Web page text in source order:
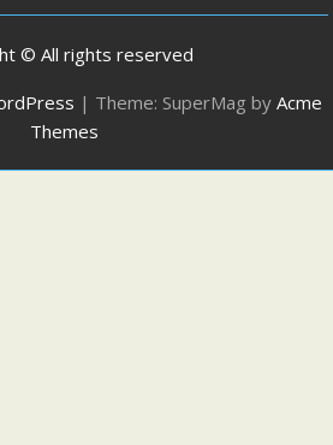
© All rights reserved
| Theme: SuperMag by Acme
Themes